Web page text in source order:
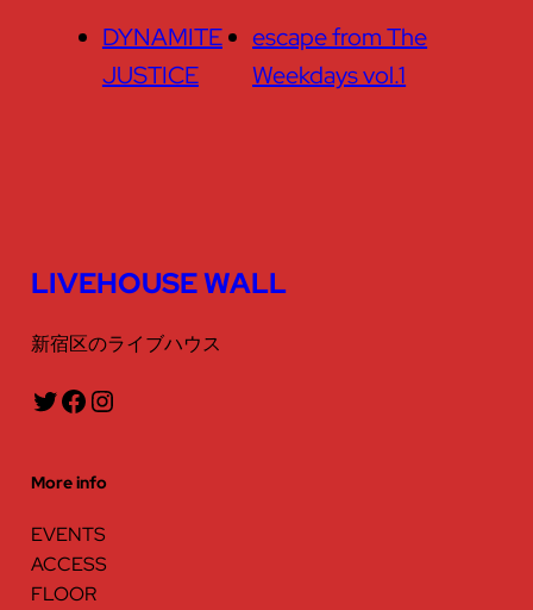
DYNAMITE
JUSTICE
escape from The
Weekdays vol.1
LIVEHOUSE WALL
新宿区のライブハウス
Twitter Facebook Instagram
More info
EVENTS
ACCESS
FLOOR